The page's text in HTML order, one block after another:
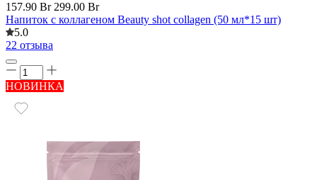
157.90 Br 299.00 Br
Напиток с коллагеном Beauty shot collagen (50 мл*15 шт)
5.0
22 отзыва
НОВИНКА